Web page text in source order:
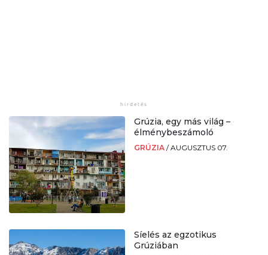
Grúzia, egy más világ –
élménybeszámoló
GRÚZIA /AUGUSZTUS 07.
Síelés az egzotikus
Grúziában